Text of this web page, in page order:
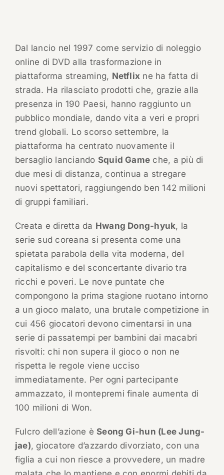
Dal lancio nel 1997 come servizio di noleggio
online di DVD alla trasformazione in
piattaforma streaming, Netflix ne ha fatta di
strada. Ha rilasciato prodotti che, grazie alla
presenza in 190 Paesi, hanno raggiunto un
pubblico mondiale, dando vita a veri e propri
trend globali. Lo scorso settembre, la
piattaforma ha centrato nuovamente il
bersaglio lanciando Squid Game che, a più di
due mesi di distanza, continua a stregare
nuovi spettatori, raggiungendo ben 142 milioni
di gruppi familiari.
Creata e diretta da Hwang Dong-hyuk, la
serie sud coreana si presenta come una
spietata parabola della vita moderna, del
capitalismo e del sconcertante divario tra
ricchi e poveri. Le nove puntate che
compongono la prima stagione ruotano intorno
a un gioco malato, una brutale competizione in
cui 456 giocatori devono cimentarsi in una
serie di passatempi per bambini dai macabri
risvolti: chi non supera il gioco o non ne
rispetta le regole viene ucciso
immediatamente. Per ogni partecipante
ammazzato, il montepremi finale aumenta di
100 milioni di Won.
Fulcro dell’azione èSeong Gi-hun (Lee Jung-
jae), giocatore d’azzardo divorziato, con una
figlia a cui non riesce a provvedere, un madre